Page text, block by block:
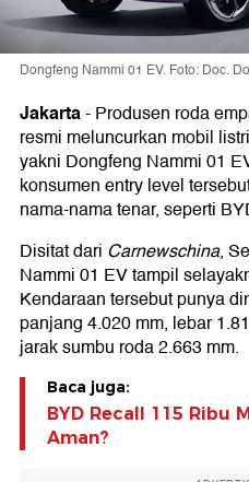
Dongfeng Nammi 01 EV. Foto: Doc.
Jakarta-Produsen roda
resmi meluncurkan mobil
yakni Dongfeng Nammi 01
konsumen entry level
nama-nama tenar, seperti
Disitat dari Carnewschina,
Nammi 01 EV tampil
Kendaraan tersebut punya
panjang 4.020 mm, lebar
jarak sumbu roda 2.663 mm.
Baca juga:
BYD Recall 115 Ribu
Aman?